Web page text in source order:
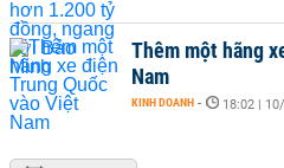
Thêm một hãng
Nam
KINH DOANH - 18:02 |